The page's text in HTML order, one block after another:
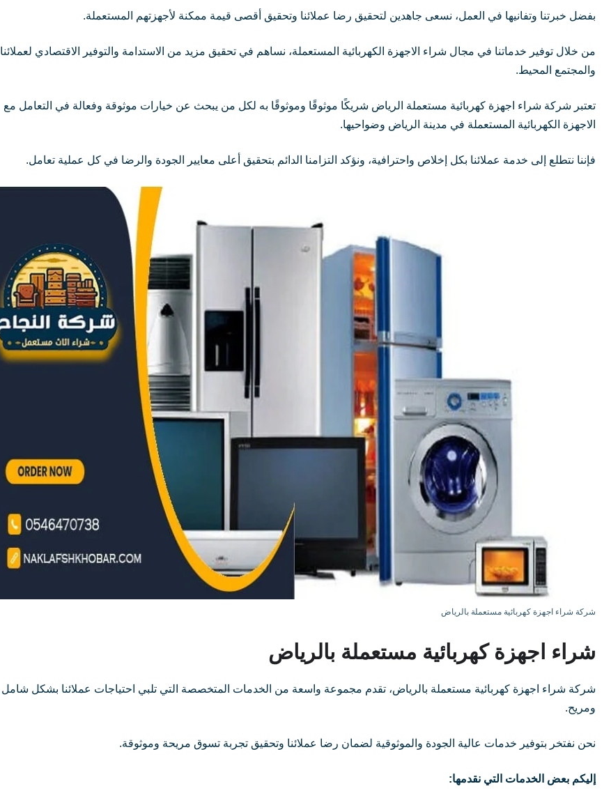
بفضل خبرتنا وتفانيها في العمل، نسعى جاهدين لتحقيق رضا عملائنا وتحقيق أقصى قيمة ممكنة لأجهزتهم المستعملة.
من خلال توفير خدماتنا في مجال شراء الاجهزة الكهربائية المستعملة، نساهم في تحقيق مزيد من الاستدامة والتوفير الاقتصادي لعملائنا
والمجتمع المحيط.
تعتبر شركة شراء اجهزة كهربائية مستعملة الرياض شريكًا موثوقًا وموثوقًا به لكل من يبحث عن خيارات موثوقة وفعالة في التعامل مع
الاجهزة الكهربائية المستعملة في مدينة الرياض وضواحيها.
فإننا نتطلع إلى خدمة عملائنا بكل إخلاص واحترافية، ونؤكد التزامنا الدائم بتحقيق أعلى معايير الجودة والرضا في كل عملية تعامل.
شركة شراء اجهزة كهربائية مستعملة بالرياض
شراء اجهزة كهربائية مستعملة بالرياض
شركة شراء اجهزة كهربائية مستعملة بالرياض، تقدم مجموعة واسعة من الخدمات المتخصصة التي تلبي احتياجات عملائنا بشكل شامل
ومريح.
نحن نفتخر بتوفير خدمات عالية الجودة والموثوقية لضمان رضا عملائنا وتحقيق تجربة تسوق مريحة وموثوقة.
إليكم بعض الخدمات التي نقدمها: